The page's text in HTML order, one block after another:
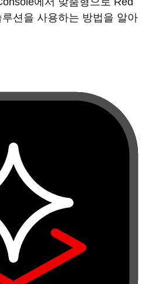
션을 사용하는 방법을 알아